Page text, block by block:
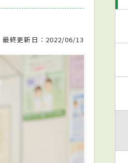
最終更新日：2022/06/13